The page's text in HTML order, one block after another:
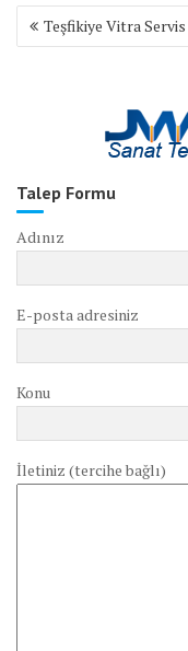
Yazı
gezinmesi
Teşfikiye Vitra Servis
Talep Formu
Adınız
E-posta adresiniz
Konu
İletiniz (tercihe bağlı)